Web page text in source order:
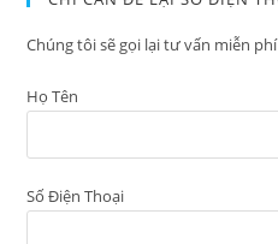
Chúng tôi sẽ gọi lại tư vấn miễn
Họ Tên
Số Điện Thoại